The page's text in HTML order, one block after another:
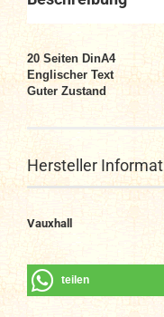
20 Seiten DinA4
Englischer Text
Guter Zustand
Hersteller
Vauxhall
teilen